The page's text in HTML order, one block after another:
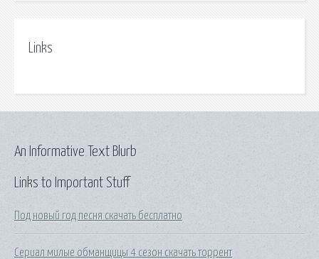
Links
Links to Important Stuff
Под новый год песня скачать бесплатно
Сериал милые обманщицы 4 сезон скачать торрент
An Informative Text Blurb